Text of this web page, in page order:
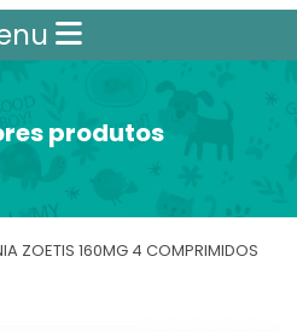
produtos
ZOETIS 160MG 4 COMPRIMIDOS